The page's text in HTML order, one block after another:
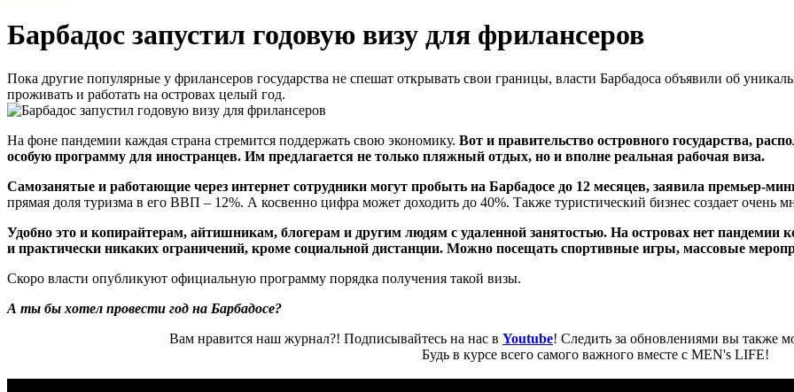
Барбадос запустил годовую визу для фрилансеров
Пока другие популярные у фрилансеров государства не спешат открывать свои границы, власти Барбадоса объявили об
проживать и работать на островах целый год.
На фоне пандемии каждая страна стремится поддержать свою экономику. Вот и правительство островного государства,
особую программу для иностранцев. Им предлагается не только пляжный отдых, но и вполне реальная рабочая виза.
Самозанятые и работающие через интернет сотрудники могут пробыть на Барбадосе до 12 месяцев, заявила премьер-
прямая доля туризма в его ВВП – 12%. А косвенно цифра может доходить до 40%. Также туристический бизнес создает очень
Удобно это и копирайтерам, айтишникам, блогерам и другим людям с удаленной занятостью. На островах нет пандемии
и практически никаких ограничений, кроме социальной дистанции. Можно посещать спортивные игры, массовые
Скоро власти опубликуют официальную программу порядка получения такой визы.
А ты бы хотел провести год на Барбадосе?
Вам нравится наш журнал?! Подписывайтесь на нас в Youtube! Следить за обновлениями вы также
Будь в курсе всего самого важного вместе с MEN's LIFE!